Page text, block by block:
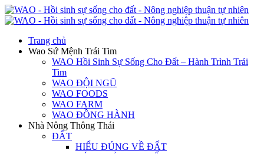
Trang chủ
Wao Sứ Mệnh Trái Tim
WAO Hồi Sinh Sự Sống Cho Đất – Hành Trình Trái
Tim
WAO ĐỘI NGŨ
WAO FOODS
WAO FARM
WAO ĐỒNG HÀNH
Nhà Nông Thông Thái
ĐẤT
HIỂU ĐÚNG VỀ ĐẤT